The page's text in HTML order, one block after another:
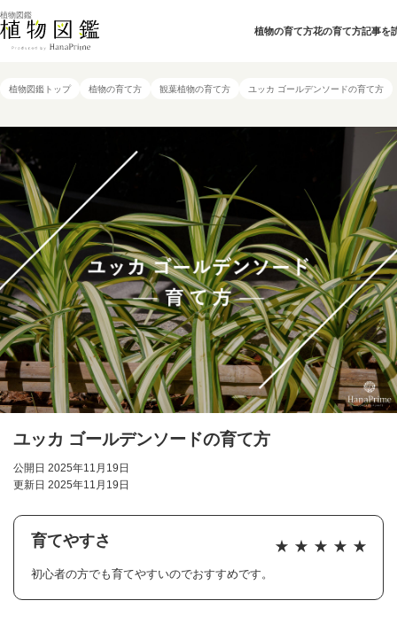
植物図鑑
植物の育て方花の育て方記事を
植物図鑑トップ 植物の育て方 観葉植物の育て方 ユッカ ゴールデンソードの育て方
ユッカ ゴールデンソードの育て方
公開日 2025年11月19日
更新日 2025年11月19日
育てやすさ
初心者の方でも育てやすいのでおすすめです。